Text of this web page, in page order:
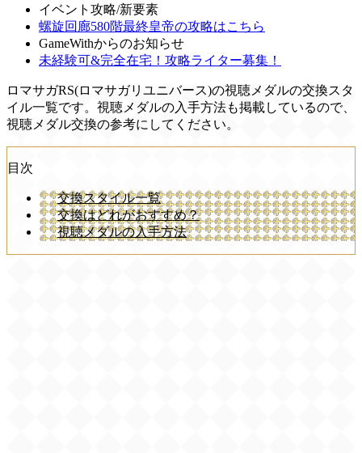
イベント攻略/新要素
螺旋回廊580階最終皇帝の攻略はこちら
GameWithからのお知らせ
未経験可&完全在宅！攻略ライター募集！
ロマサガRS(ロマサガリユニバース)の視聴メダルの交換スタ
イル一覧です。視聴メダルの入手方法も掲載しているので、
視聴メダル交換の参考にしてください。
目次
交換スタイル一覧
交換はどれがおすすめ？
視聴メダルの入手方法